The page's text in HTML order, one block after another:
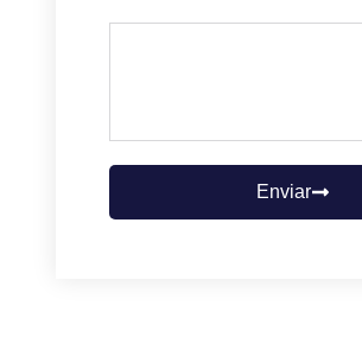
Enviar